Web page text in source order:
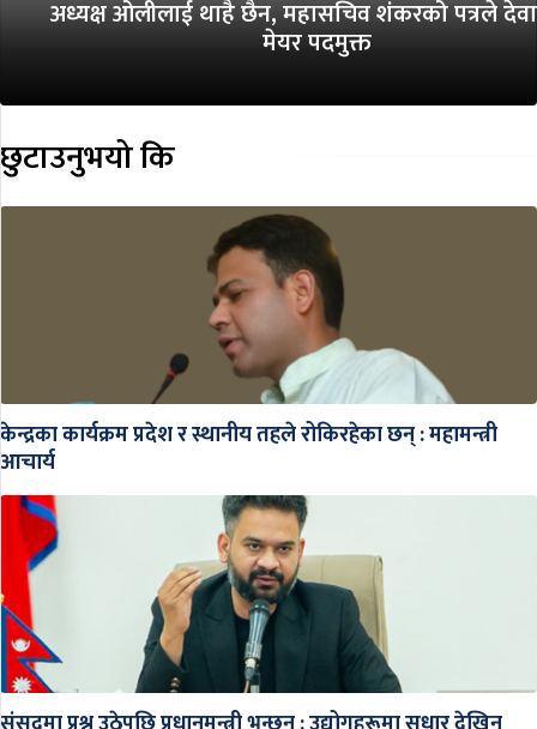
अध्यक्ष ओलीलाई थाहै छैन, महासचिव शंकरको पत्रले
मेयर पदमुक्त
छुटाउनुभयो कि
केन्द्रका कार्यक्रम प्रदेश र स्थानीय तहले रोकिरहेका छन् : महामन्त्री
आचार्य